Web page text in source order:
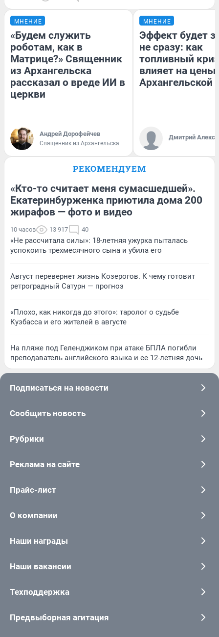
МНЕНИЕ
«Будем служить
роботам, как в
Матрице?» Священник
из Архангельска
рассказал о вреде ИИ в
церкви
Андрей Дорофейчев
Священник из Архангельска
МНЕНИЕ
Эффект будет
не сразу: как
топливный
влияет на цены
Архангельской
Дмитрий
РЕКОМЕНДУЕМ
«Кто-то считает меня сумасшедшей».
Екатеринбурженка приютила дома 200
жирафов — фото и видео
10 часов 13 917 40
«Не рассчитала силы»: 18-летняя ужурка пыталась
успокоить трехмесячного сына и убила его
Август перевернет жизнь Козерогов. К чему готовит
ретроградный Сатурн — прогноз
«Плохо, как никогда до этого»: таролог о судьбе
Кузбасса и его жителей в августе
На пляже под Геленджиком при атаке БПЛА погибли
преподаватель английского языка и ее 12-летняя дочь
Подписаться на новости
Сообщить новость
Рубрики
Реклама на сайте
Прайс-лист
О компании
Наши награды
Наши вакансии
Техподдержка
Предвыборная агитация